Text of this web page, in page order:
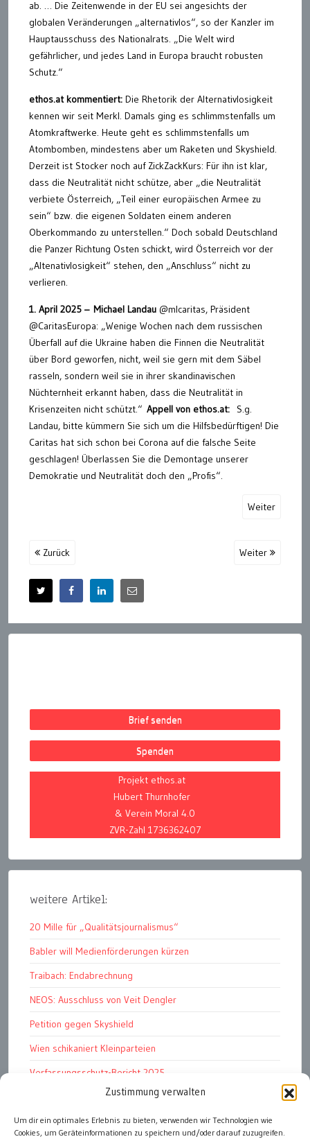
Zustimmung verwalten
Um dir ein optimales Erlebnis zu bieten, verwenden wir Technologien wie
Cookies, um Geräteinformationen zu speichern und/oder darauf zuzugreifen.
ab. … Die Zeitenwende in der EU sei angesichts der
globalen Veränderungen „alternativlos“, so der Kanzler im
Hauptausschuss des Nationalrats. „Die Welt wird
gefährlicher, und jedes Land in Europa braucht robusten
Schutz.“
ethos.at kommentiert: Die Rhetorik der Alternativlosigkeit
kennen wir seit Merkl. Damals ging es schlimmstenfalls um
Atomkraftwerke. Heute geht es schlimmstenfalls um
Atombomben, mindestens aber um Raketen und Skyshield.
Derzeit ist Stocker noch auf ZickZackKurs: Für ihn ist klar,
dass die Neutralität nicht schütze, aber „die Neutralität
verbiete Österreich, „Teil einer europäischen Armee zu
sein“ bzw. die eigenen Soldaten einem anderen
Oberkommando zu unterstellen.“ Doch sobald Deutschland
die Panzer Richtung Osten schickt, wird Österreich vor der
„Altenativlosigkeit“ stehen, den „Anschluss“ nicht zu
verlieren.
1. April 2025 – Michael Landau @mlcaritas, Präsident
@CaritasEuropa: „Wenige Wochen nach dem russischen
Überfall auf die Ukraine haben die Finnen die Neutralität
über Bord geworfen, nicht, weil sie gern mit dem Säbel
rasseln, sondern weil sie in ihrer skandinavischen
Nüchternheit erkannt haben, dass die Neutralität in
Krisenzeiten nicht schützt.“ Appell von ethos.at: S.g.
Landau, bitte kümmern Sie sich um die Hilfsbedürftigen! Die
Caritas hat sich schon bei Corona auf die falsche Seite
geschlagen! Überlassen Sie die Demontage unserer
Demokratie und Neutralität doch den „Profis“.
Weiter
Zurück Weiter
Brief senden
Spenden
Projekt ethos.at
Hubert Thurnhofer
& Verein Moral 4.0
ZVR-Zahl 1736362407
weitere Artikel:
20 Mille für „Qualitätsjournalismus“
Babler will Medienförderungen kürzen
Traibach: Endabrechnung
NEOS: Ausschluss von Veit Dengler
Petition gegen Skyshield
Wien schikaniert Kleinparteien
Verfassungsschutz-Bericht 2025
Ziel: endloser Krieg
110 statt 90 Mille Medienförderung